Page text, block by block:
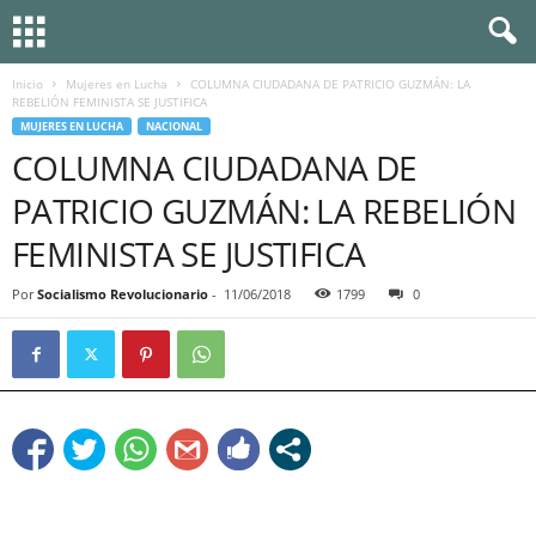
Inicio Mujeres en Lucha
COLUMNA CIUDADANA DE PATRICIO GUZMÁN: LA
REBELIÓN FEMINISTA SE JUSTIFICA
MUJERES EN LUCHA NACIONAL
COLUMNA CIUDADANA DE
PATRICIO GUZMÁN: LA REBELIÓN
FEMINISTA SE JUSTIFICA
Por Socialismo Revolucionario - 11/06/2018 1799 0